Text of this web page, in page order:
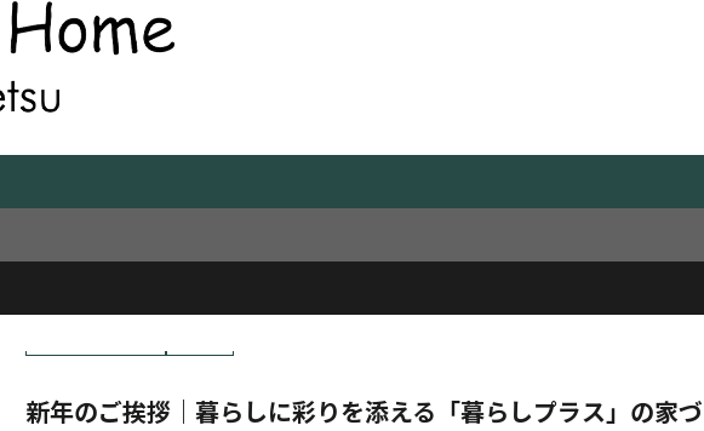
新年のご挨拶｜暮らしに彩りを添える「暮らしプラス」の家づ